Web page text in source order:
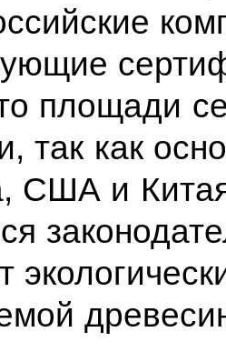
площади
так как
США и